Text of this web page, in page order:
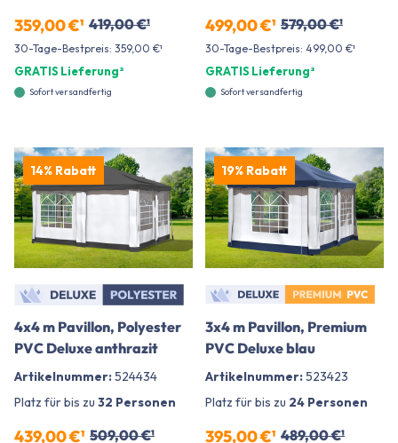
359,00 €¹ 419,00 €¹
30-Tage-Bestpreis: 359,00 €¹
GRATIS Lieferung²
Sofort versandfertig
499,00 €¹ 579,00 €¹
30-Tage-Bestpreis: 499,00 €¹
GRATIS Lieferung²
Sofort versandfertig
14% Rabatt
4x4 m Pavillon, Polyester
PVC Deluxe anthrazit
Artikelnummer:524434
Platz für bis zu 32 Personen
439,00 €¹ 509,00 €¹
19% Rabatt
3x4 m Pavillon, Premium
PVC Deluxe blau
Artikelnummer:523423
Platz für bis zu 24 Personen
395,00 €¹ 489,00 €¹